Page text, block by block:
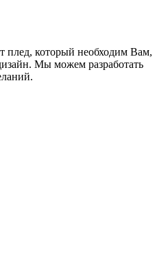
плед, который необходим Вам,
Мы можем разработать